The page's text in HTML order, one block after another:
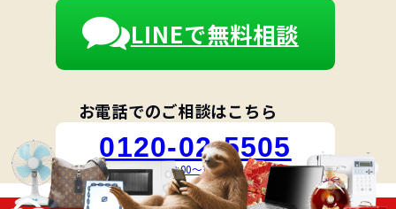
LINEで無料相談
お電話でのご相談はこちら
0120-02-5505
受付時間 10:00～18:00 [月～土]